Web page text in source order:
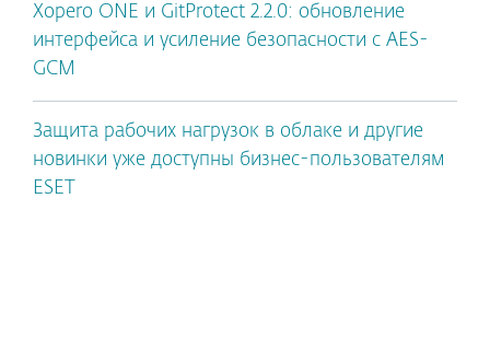
Xopero ONE и GitProtect 2.2.0: обновление
интерфейса и усиление безопасности с AES-
GCM
Защита рабочих нагрузок в облаке и другие
новинки уже доступны бизнес-пользователям
ESET